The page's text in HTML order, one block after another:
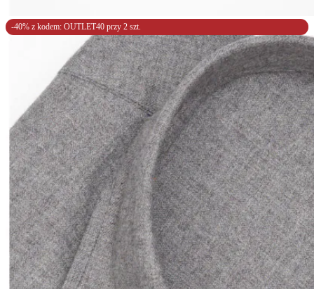
-40% z kodem: OUTLET40 przy 2 szt.